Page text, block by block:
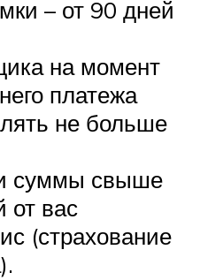
– от 90 дней
на момент
платежа
не больше
суммы свыше
от вас
(страхование